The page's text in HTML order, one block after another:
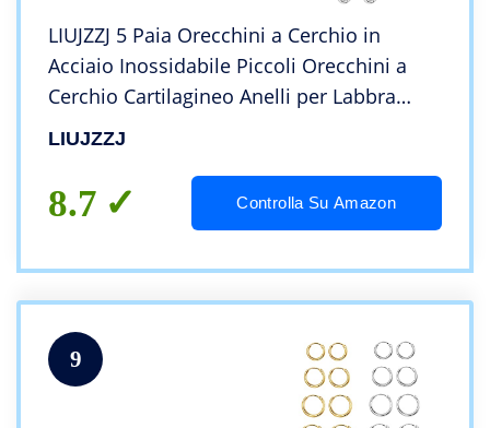
LIUJZZJ 5 Paia Orecchini a Cerchio in
Acciaio Inossidabile Piccoli Orecchini a
Cerchio Cartilagineo Anelli per Labbra
Naso per Uomini e Donne
LIUJZZJ
8.7 Controlla Su Amazon
9